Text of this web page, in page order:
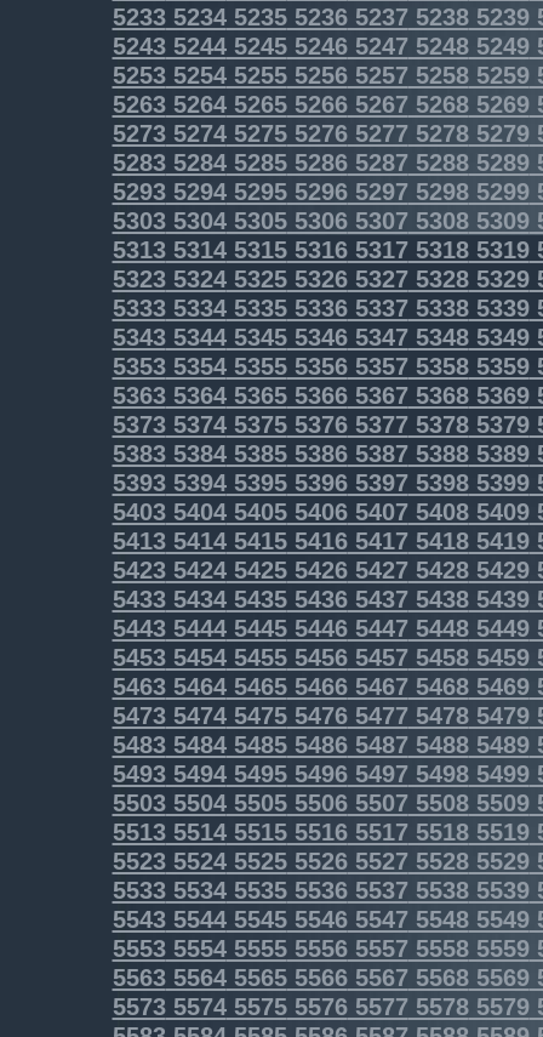
52335234523552365237 52385239
52435244524552465247 52485249
52535254525552565257 52585259
52635264526552665267 52685269
52735274527552765277 52785279
52835284528552865287 52885289
52935294529552965297 52985299
53035304530553065307 53085309
5313531453155316531753185319
5323532453255326532753285329
5333533453355336533753385339
5343534453455346534753485349
5353535453555356535753585359
5363536453655366536753685369
5373537453755376537753785379
5383538453855386538753885389
5393539453955396539753985399
5403540454055406540754085409
5413541454155416541754185419
5423542454255426542754285429
5433543454355436543754385439
5443544454455446544754485449
5453545454555456545754585459
5463546454655466546754685469
54735474547554765477 54785479
54835484548554865487 54885489
54935494549554965497 54985499
55035504550555065507 55085509
55135514551555165517 55185519
5523552455255526552755285529
55335534553555365537 55385539
55435544554555465547 55485549
55535554555555565557 55585559
55635564556555665567 55685569
55735574557555765577 55785579